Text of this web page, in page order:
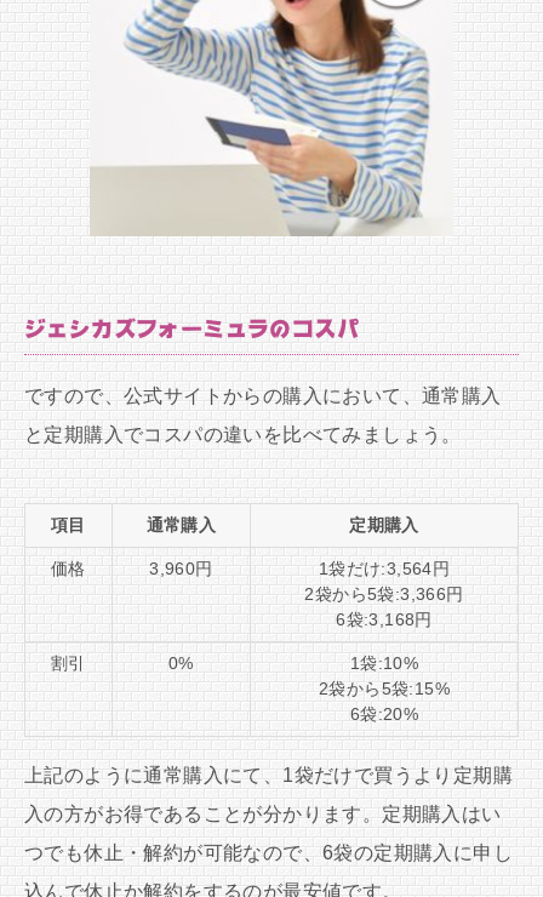
ジェシカズフォーミュラのコスパ
ですので、公式サイトからの購入において、通常購入
と定期購入でコスパの違いを比べてみましょう。
項目 通常購入 定期購入
価格 3,960円
1袋だけ:3,564円
2袋から5袋:3,366円
6袋:3,168円
割引 0%
1袋:10%
2袋から5袋:15%
6袋:20%
上記のように通常購入にて、1袋だけで買うより定期購
入の方がお得であることが分かります。定期購入はい
つでも休止・解約が可能なので、6袋の定期購入に申し
込んで休止か解約をするのが最安値です。